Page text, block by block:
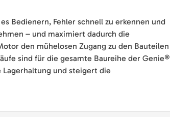
Bedienern, Fehler schnell zu erkennen und
– und maximiert dadurch die
den mühelosen Zugang zu den Bauteilen
sind für die gesamte Baureihe der Genie®
Lagerhaltung und steigert die